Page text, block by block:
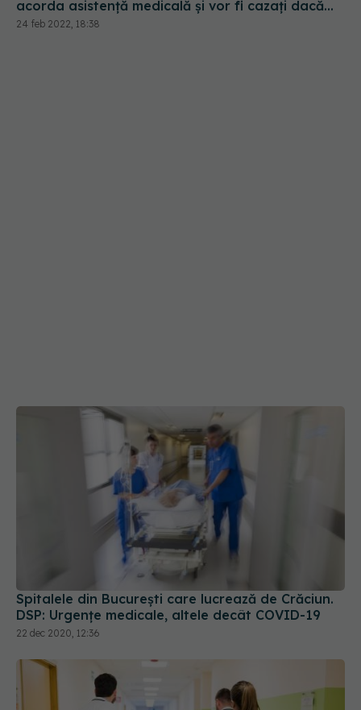
acorda asistență medicală și vor fi cazați dacă
solicită statutul de azilant
24 feb 2022, 18:38
Spitalele din București care lucrează de Crăciun.
DSP: Urgențe medicale, altele decât COVID-19
22 dec 2020, 12:36